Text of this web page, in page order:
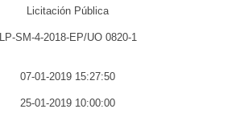
Licitación Pública
LP-SM-4-2018-EP/UO 0820-1
07-01-2019 15:27:50
25-01-2019 10:00:00